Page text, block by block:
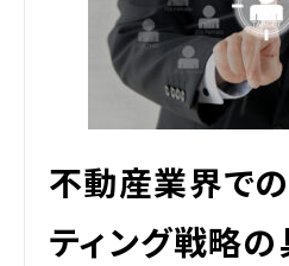
不動産業界で
ティング戦略